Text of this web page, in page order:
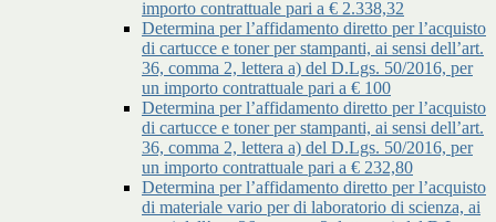
importo contrattuale pari a € 2.338,32
Determina per l’affidamento diretto per l’acquisto
di cartucce e toner per stampanti, ai sensi dell’art.
36, comma 2, lettera a) del D.Lgs. 50/2016, per
un importo contrattuale pari a € 100
Determina per l’affidamento diretto per l’acquisto
di cartucce e toner per stampanti, ai sensi dell’art.
36, comma 2, lettera a) del D.Lgs. 50/2016, per
un importo contrattuale pari a € 232,80
Determina per l’affidamento diretto per l’acquisto
di materiale vario per di laboratorio di scienza, ai